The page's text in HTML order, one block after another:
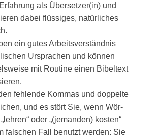
als Übersetzer(in) und
dabei flüs­si­ges, natür­li­ches
ein gutes Arbeits­ver­ständ­nis
Urspra­chen und kön­nen
mit Rou­ti­ne einen Bibel­text
feh­len­de Kom­mas und dop­pel­te
und es stört Sie, wenn Wör­
oder „(jeman­den) kos­ten“
fal­schen Fall benutzt wer­den: Sie